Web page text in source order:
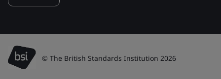
© The British Standards Institution 2026